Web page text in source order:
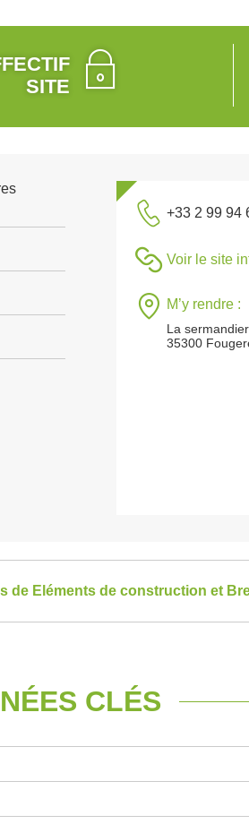
SITE
+33 2 99 94
Voir le site
M’y rendre :
La
35300
de Eléments de construction et
CLÉS